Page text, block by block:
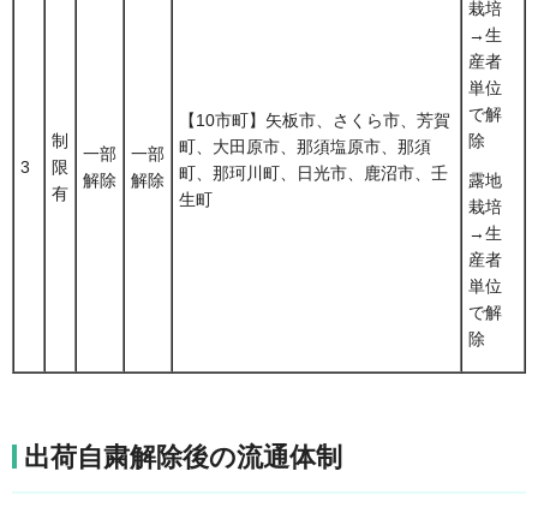
3
制
限
有
一部
解除
一部
解除
【10市町】矢板市、さくら市、芳賀
町、大田原市、那須塩原市、那須
町、那珂川町、日光市、鹿沼市、壬
生町
栽培
→生
産者
単位
で解
除
露地
栽培
→生
産者
単位
で解
除
出荷自粛解除後の流通体制